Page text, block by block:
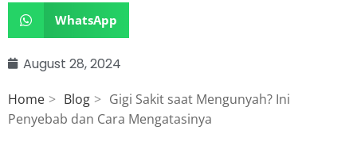
WhatsApp
August 28, 2024
Home Blog
Gigi Sakit saat Mengunyah? Ini
Penyebab dan Cara Mengatasinya